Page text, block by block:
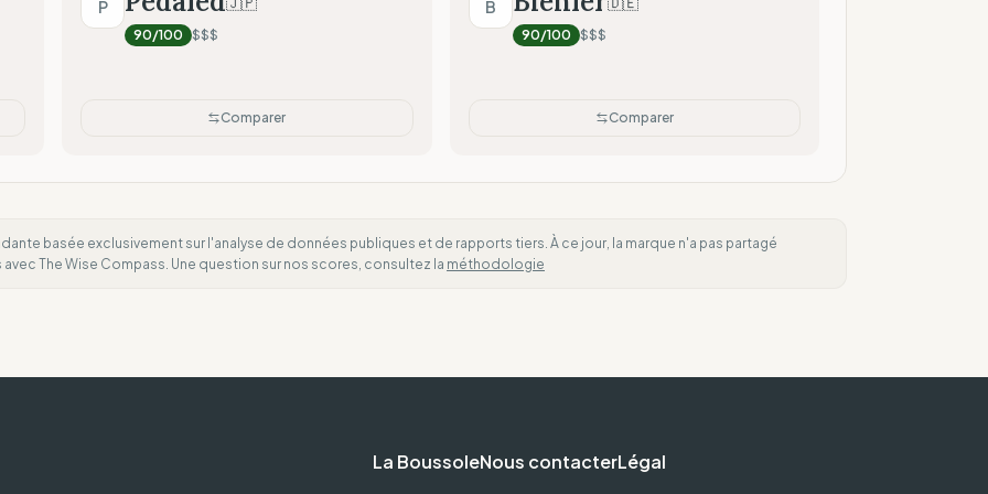
Transparence radicale (Données techniques)
P
90/100 $$$
Comparer
B
90/100 $$$
Comparer
basée exclusivement sur l'analyse de données publiques et de rapports tiers. À ce jour, la marque n'a pas partagé
The Wise Compass. Une question sur nos scores, consultez la méthodologie
La BoussoleNous contacterLégal